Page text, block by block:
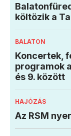
költözik a
BALATON
Koncertek,
programok
és 9. között
HAJÓZÁS
Az RSM